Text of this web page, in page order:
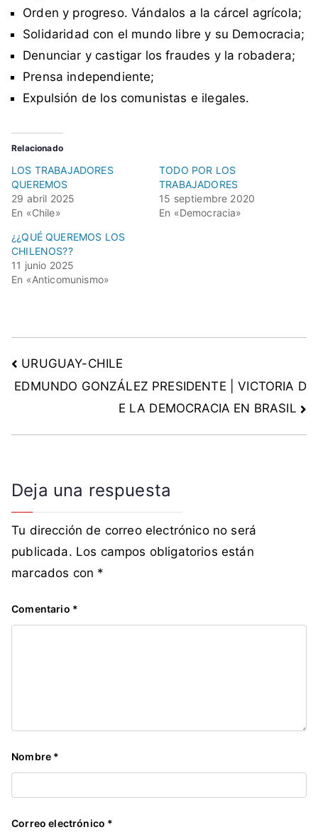
c
i
a
E
d
u
c
a
i
ó
n
í
s
r
e
,
s
l
u
r
i
d
Orden y progreso. Vándalos a la cárcel agrícola;
Solidaridad con el mundo libre y su Democracia;
Denunciar y castigar los fraudes y la robadera;
Prensa independiente;
Expulsión de los comunistas e ilegales.
Relacionado
LOS TRABAJADORES
QUEREMOS
29 abril 2025
En «Chile»
TODO POR LOS
TRABAJADORES
15 septiembre 2020
En «Democracia»
¿¿QUÉ QUEREMOS LOS
CHILENOS??
11 junio 2025
En «Anticomunismo»
URUGUAY-CHILE
EDMUNDO GONZÁLEZ PRESIDENTE | VICTORIA D
E LA DEMOCRACIA EN BRASIL
Deja una respuesta
Tu dirección de correo electrónico no será
publicada. Los campos obligatorios están
marcados con *
Comentario *
Nombre *
Correo electrónico *